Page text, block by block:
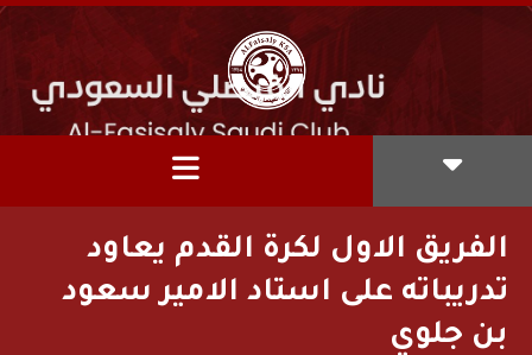
الفريق الاول لكرة القدم يعاود
تدريباته على استاد الامير سعود
بن جلوي